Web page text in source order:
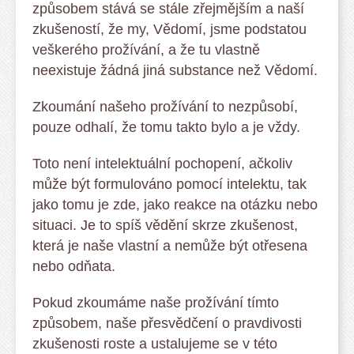
způsobem stává se stále zřejmějším a naší
zkušeností, že my, Vědomí, jsme podstatou
veškerého prožívání, a že tu vlastně
neexistuje žádná jiná substance než Vědomí.
Zkoumání našeho prožívání to nezpůsobí,
pouze odhalí, že tomu takto bylo a je vždy.
Toto není intelektuální pochopení, ačkoliv
může být formulováno pomocí intelektu, tak
jako tomu je zde, jako reakce na otázku nebo
situaci. Je to spíš vědění skrze zkušenost,
která je naše vlastní a nemůže být otřesena
nebo odňata.
Pokud zkoumáme naše prožívání tímto
způsobem, naše přesvědčení o pravdivosti
zkušenosti roste a ustalujeme se v této